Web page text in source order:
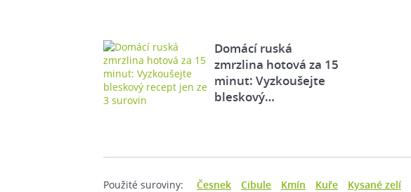
Domácí ruská
zmrzlina hotová za 15
minut: Vyzkoušejte
bleskový…
Použité suroviny: Česnek Cibule Kmín Kuře Kysané zelí